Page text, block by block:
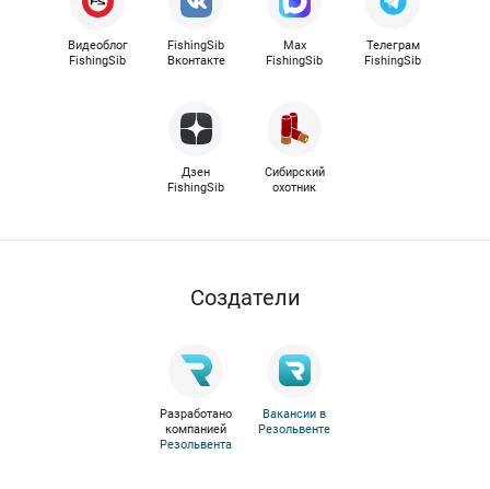
Видеоблог
FishingSib
FishingSib
Вконтакте
Max
FishingSib
Телеграм
FishingSib
Дзен
FishingSib
Сибирский
охотник
Cоздатели
Разработано
компанией
Резольвента
Вакансии в
Резольвенте